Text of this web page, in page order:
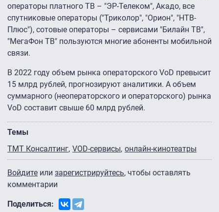
операторы платного ТВ – "ЭР-Телеком", Акадо, все
спутниковые операторы ("Триколор", "Орион", "НТВ-
Плюс"), сотовые операторы – сервисами "Билайн ТВ",
"МегаФон ТВ" пользуются многие абоненты мобильной
связи.
В 2022 году объем рынка операторского VoD превысит
15 млрд рублей, прогнозируют аналитики. А объем
суммарного (неоператорского и операторского) рынка
VoD составит свыше 60 млрд рублей.
Темы
ТМТ Консалтинг VOD-сервисы онлайн-кинотеатры
Войдите или зарегистрируйтесь, чтобы оставлять
комментарии
Поделиться: